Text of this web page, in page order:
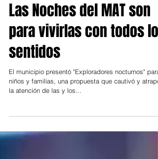
Tigre
Las Noches del MAT son
para vivirlas con todos los
sentidos
El municipio presentó "Exploradores nocturnos" para